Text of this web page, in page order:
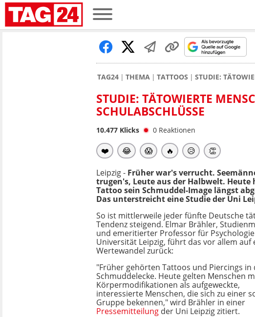
TAG24 THEMA TATTOOS STUDIE:
STUDIE: TÄTOWIERTE
SCHULABSCHLÜSSE
10.477 Klicks 0 Reaktionen
❤️ 😂 😱 🔥 😥 👏
Leipzig - Früher war's verrucht.
trugen's, Leute aus der Halbwelt. Heute
Tattoo sein Schmuddel-Image längst
Das unterstreicht eine Studie der Uni
So ist mittlerweile jeder fünfte Deutsche
Tendenz steigend. Elmar Brähler,
und emeritierter Professor für
Universität Leipzig, führt das vor allem auf
Wertewandel zurück:
"Früher gehörten Tattoos und Piercings in
Schmuddelecke. Heute gelten Menschen
Körpermodifikationen als aufgeweckte,
interessierte Menschen, die sich zu einer
Gruppe bekennen," wird Brähler in einer
Pressemitteilung der Uni Leipzig zitiert.